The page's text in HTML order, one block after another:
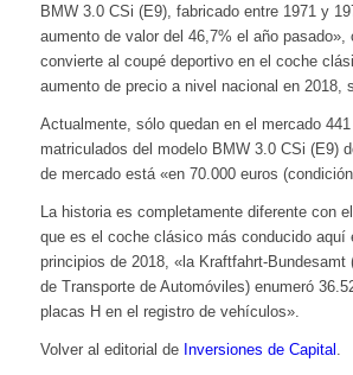
BMW 3.0 CSi (E9), fabricado entre 1971 y
aumento de valor del 46,7% el año pasado»,
convierte al coupé deportivo en el coche
aumento de precio a nivel nacional en 2018,
Actualmente, sólo quedan en el mercado
matriculados del modelo BMW 3.0 CSi (E9)
de mercado está «en 70.000 euros (condición
La historia es completamente diferente con
que es el coche clásico más conducido aquí
principios de 2018, «la Kraftfahrt-Bundesamt
de Transporte de Automóviles) enumeró
placas H en el registro de vehículos».
Volver al editorial de Inversiones de Capital